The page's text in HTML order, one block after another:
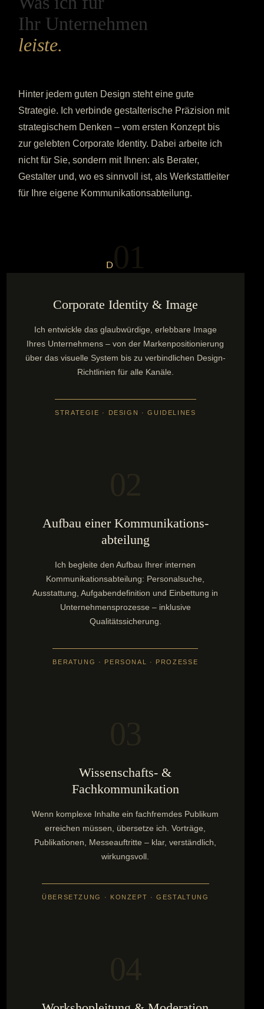
Ihr Unternehmen
leiste.
Hinter jedem guten Design steht eine gute
Strategie. Ich verbinde gestalterische Präzision mit
strategischem Denken – vom ersten Konzept bis
zur gelebten Corporate Identity. Dabei arbeite ich
nicht für Sie, sondern mit Ihnen: als Berater,
Gestalter und, wo es sinnvoll ist, als Werkstattleiter
für Ihre eigene Kommunikationsabteilung.
D
Corporate Identity & Image
Ich entwickle das glaubwürdige, erlebbare Image
Ihres Unternehmens – von der Markenpositionierung
über das visuelle System bis zu verbindlichen Design-
Richtlinien für alle Kanäle.
STRATEGIE · DESIGN · GUIDELINES
Aufbau einer Kommunikations­
abteilung
Ich begleite den Aufbau Ihrer internen
Kommunikationsabteilung: Personalsuche,
Ausstattung, Aufgabendefinition und Einbettung in
Unternehmensprozesse – inklusive
Qualitätssicherung.
BERATUNG · PERSONAL · PROZESSE
Wissenschafts- &
Fachkommunikation
Wenn komplexe Inhalte ein fachfremdes Publikum
erreichen müssen, übersetze ich. Vorträge,
Publikationen, Messeauftritte – klar, verständlich,
wirkungsvoll.
ÜBERSETZUNG · KONZEPT · GESTALTUNG